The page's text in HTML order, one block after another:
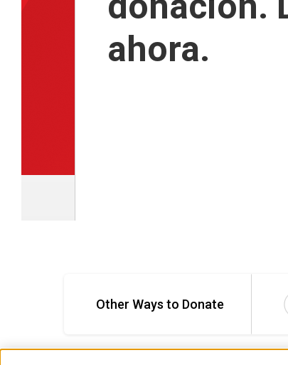
ahora.
Other Ways to Donate